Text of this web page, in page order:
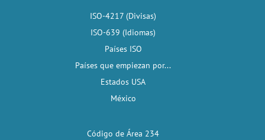
ISO-4217 (Divisas)
ISO-639 (Idiomas)
Países ISO
Países que empiezan por...
Estados USA
México
Código de Área 234